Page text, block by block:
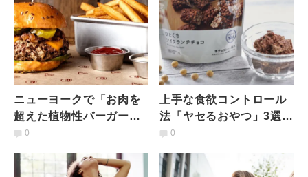
ニューヨークで「お肉を
超えた植物性バーガー」
が食べられるお店３選
0
上手な食欲コントロール
法「ヤセるおやつ」3選
【ナチュラルローソン
0